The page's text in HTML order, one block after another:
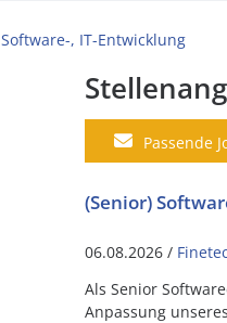
Software-, IT-Entwicklung
Passende
(Senior)
06.08.2026 /
Als Senior
Anpassung